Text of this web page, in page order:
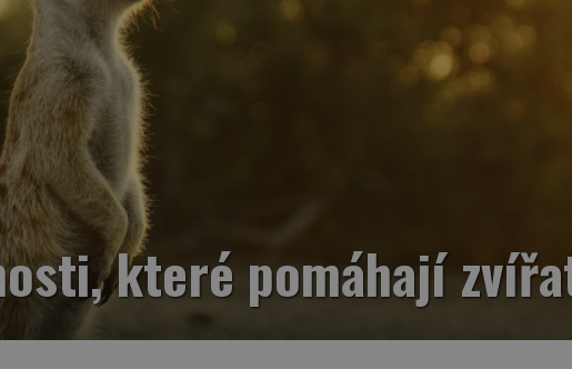
které pomáhají